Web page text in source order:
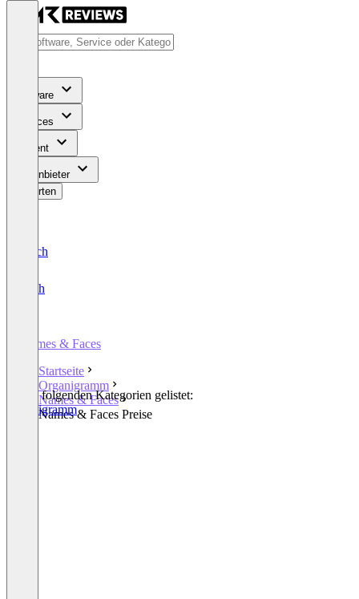
Software
Services
Content
Für Anbieter
Bewerten
Deutsch
English
Names & Faces
Startseite
Organigramm
Names & Faces
Names & Faces Preise
In den folgenden Kategorien gelistet:
Organigramm